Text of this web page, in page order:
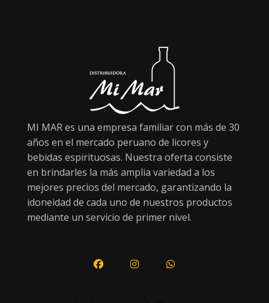
MI MAR es una empresa familiar con más de 30
años en el mercado peruano de licores y
bebidas espirituosas. Nuestra oferta consiste
en brindarles la más amplia variedad a los
mejores precios del mercado, garantizando la
idoneidad de cada uno de nuestros productos
mediante un servicio de primer nivel.